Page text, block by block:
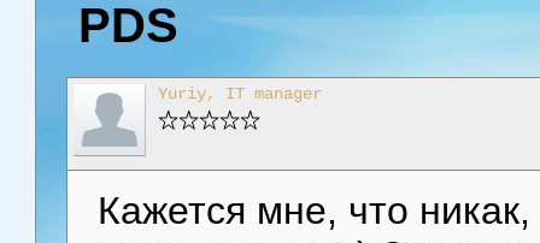
PDS
Yuriy, IT manager
Кажется мне, что